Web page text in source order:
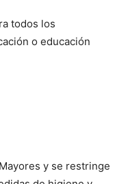
todos los
o educación
y se restringe